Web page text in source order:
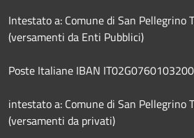
Intestato a: Comune di San Pellegrino
(versamenti da Enti Pubblici)
Poste Italiane IBAN
intestato a: Comune di San Pellegrino
(versamenti da privati)